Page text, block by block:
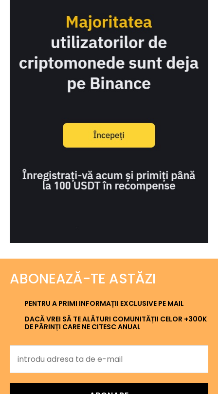
ABONEAZĂ-TE ASTĂZI
PENTRU A PRIMI INFORMAȚII EXCLUSIVE PE MAIL
DACĂ VREI SĂ TE ALĂTURI COMUNITĂȚII CELOR +300K
DE PĂRINȚI CARE NE CITESC ANUAL